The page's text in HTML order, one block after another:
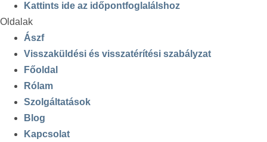
Kattints ide az időpontfoglalálshoz
Oldalak
Ászf
Visszaküldési és visszatérítési szabályzat
Főoldal
Rólam
Szolgáltatások
Blog
Kapcsolat